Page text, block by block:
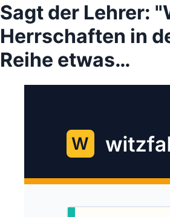
Sagt der Lehrer:
Herrschaften in
Reihe etwas…